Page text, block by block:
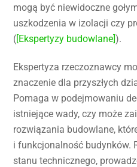
mogą być niewidoczne
uszkodzenia w izolacji czy
([Ekspertyzy budowlane]).
Ekspertyza rzeczoznawcy
znaczenie dla przyszłych
Pomaga w podejmowaniu
istniejące wady, czy może
rozwiązania budowlane,
i funkcjonalność budynków.
stanu technicznego,